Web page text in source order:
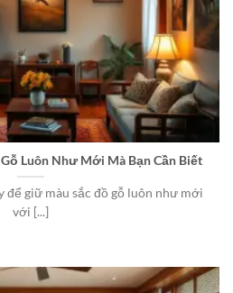
Luôn Như Mới Mà Bạn Cần Biết
để giữ màu sắc đồ gỗ luôn như mới
với [...]